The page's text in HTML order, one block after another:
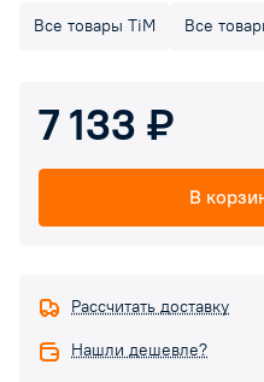
Все товары TiM Все
7 133 ₽
В
Рассчитать доставку
Нашли дешевле?